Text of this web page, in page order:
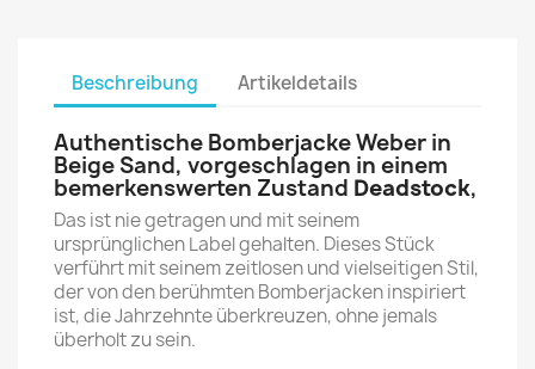
Beschreibung Artikeldetails
Authentische Bomberjacke Weber in
Beige Sand, vorgeschlagen in einem
bemerkenswerten Zustand Deadstock,
Das ist nie getragen und mit seinem
ursprünglichen Label gehalten. Dieses Stück
verführt mit seinem zeitlosen und vielseitigen Stil,
der von den berühmten Bomberjacken inspiriert
ist, die Jahrzehnte überkreuzen, ohne jemals
überholt zu sein.